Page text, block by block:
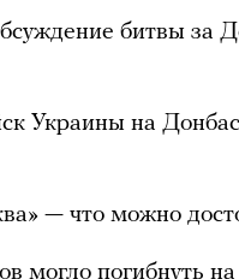
битвы за
Украины на
— что можно
могло погибнуть